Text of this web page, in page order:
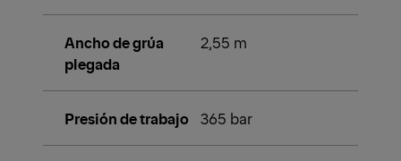
Ancho de grúa
plegada
2,55 m
Presión de trabajo 365 bar